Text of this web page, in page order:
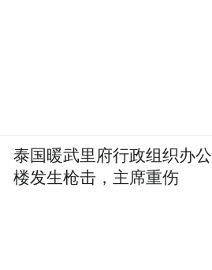
泰国暖武里府行政组织办公
楼发生枪击，主席重伤